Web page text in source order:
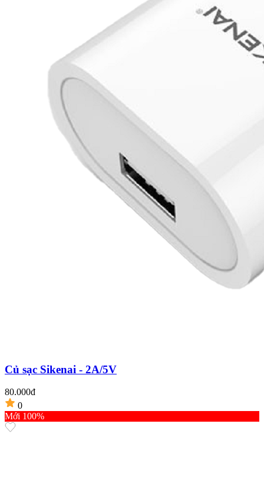
Củ sạc Sikenai - 2A/5V
80.000đ
0
Mới 100%